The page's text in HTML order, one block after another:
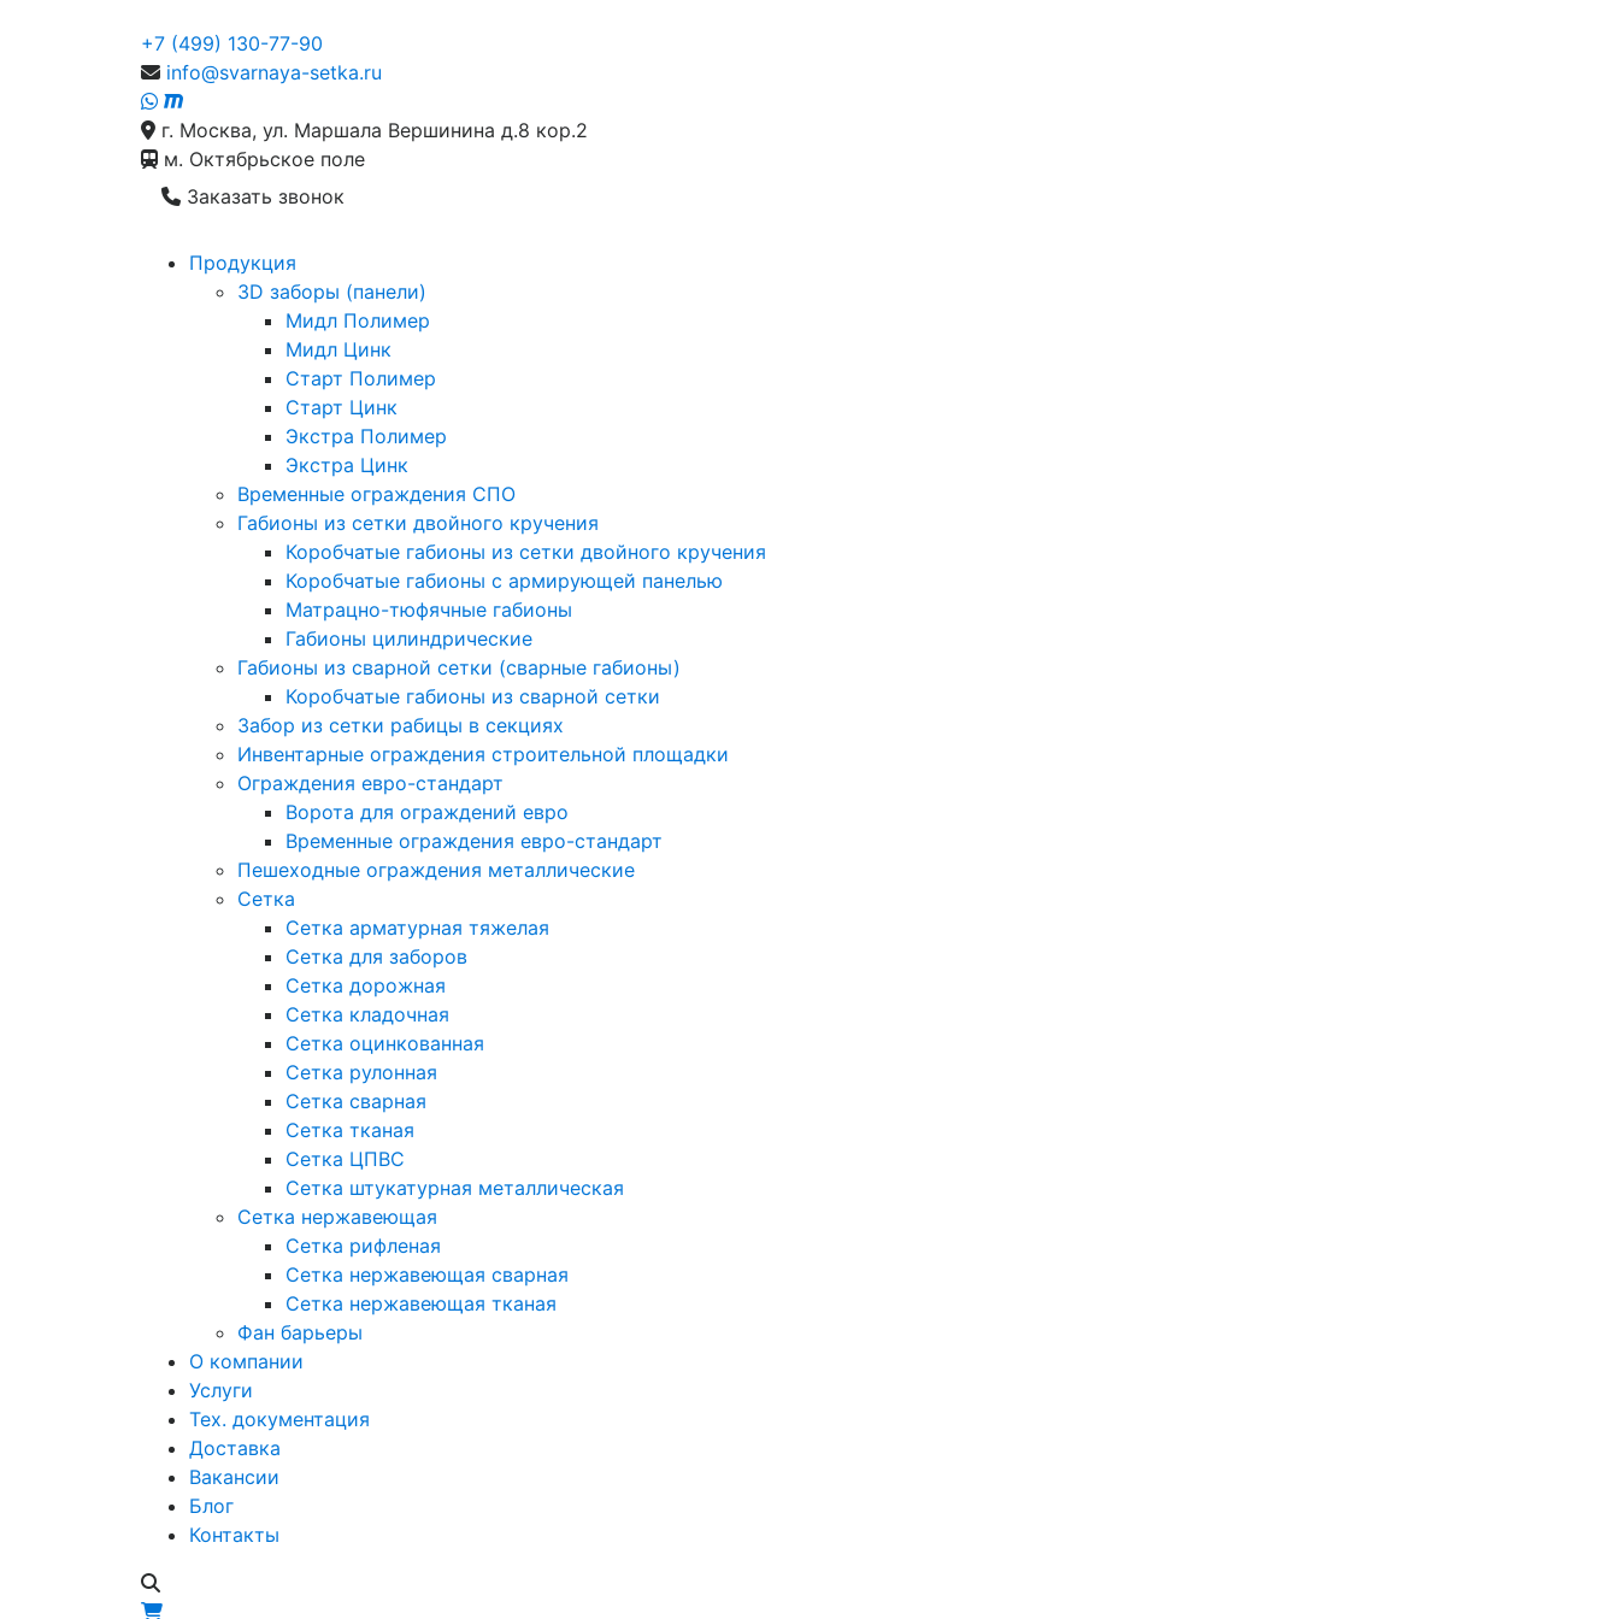
+7 (499) 130-77-90
info@svarnaya-setka.ru
г. Москва, ул. Маршала Вершинина д.8 кор.2
м. Октябрьское поле
Заказать звонок
Продукция
3D заборы (панели)
Мидл Полимер
Мидл Цинк
Старт Полимер
Старт Цинк
Экстра Полимер
Экстра Цинк
Временные ограждения СПО
Габионы из сетки двойного кручения
Коробчатые габионы из сетки двойного кручения
Коробчатые габионы с армирующей панелью
Матрацно-тюфячные габионы
Габионы цилиндрические
Габионы из сварной сетки (сварные габионы)
Коробчатые габионы из сварной сетки
Забор из сетки рабицы в секциях
Инвентарные ограждения строительной площадки
Ограждения евро-стандарт
Ворота для ограждений евро
Временные ограждения евро-стандарт
Пешеходные ограждения металлические
Сетка
Сетка арматурная тяжелая
Сетка для заборов
Сетка дорожная
Сетка кладочная
Сетка оцинкованная
Сетка рулонная
Сетка сварная
Сетка тканая
Сетка ЦПВС
Сетка штукатурная металлическая
Сетка нержавеющая
Сетка рифленая
Сетка нержавеющая сварная
Сетка нержавеющая тканая
Фан барьеры
О компании
Услуги
Тех. документация
Доставка
Вакансии
Блог
Контакты